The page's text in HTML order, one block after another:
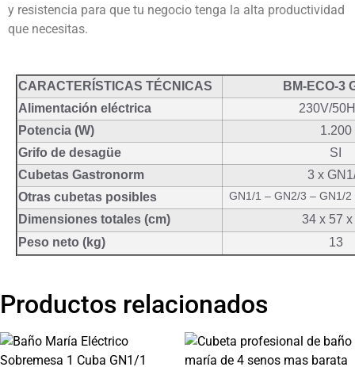
y resistencia para que tu negocio tenga la alta productividad
que necesitas.
CARACTERÍSTICAS TÉCNICAS
BM-ECO-3
Alimentación eléctrica
230V/
Potencia (W)
1.200
Grifo de desagüe
SI
Cubetas Gastronorm
3 x
Otras cubetas posibles
GN1/1 – GN2/3 – GN1/
Dimensiones totales (cm)
34 x 57 x
Peso neto (kg)
13
Productos relacionados